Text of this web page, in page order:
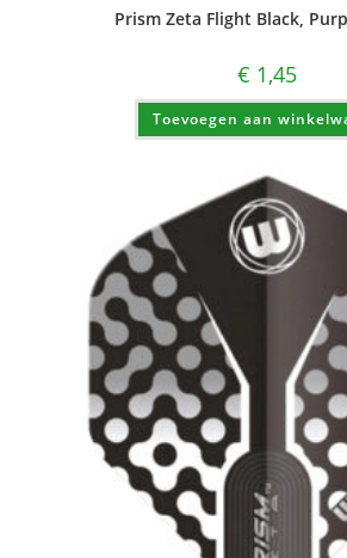
Prism Zeta Flight Black,
€ 1,45
Toevoegen aan